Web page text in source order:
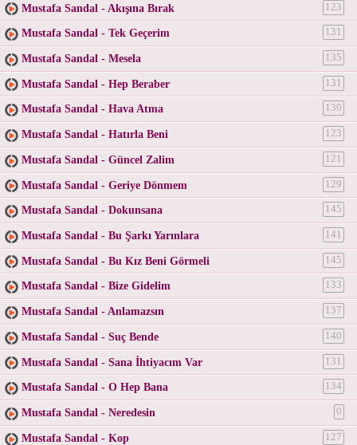
Mustafa Sandal - Akışına Bırak 123
Mustafa Sandal - Tek Geçerim 131
Mustafa Sandal - Mesela 135
Mustafa Sandal - Hep Beraber 131
Mustafa Sandal - Hava Atma 130
Mustafa Sandal - Hatırla Beni 123
Mustafa Sandal - Güncel Zalim 121
Mustafa Sandal - Geriye Dönmem 129
Mustafa Sandal - Dokunsana 145
Mustafa Sandal - Bu Şarkı Yarınlara 141
Mustafa Sandal - Bu Kız Beni Görmeli 145
Mustafa Sandal - Bize Gidelim 133
Mustafa Sandal - Anlamazsın 137
Mustafa Sandal - Suç Bende 140
Mustafa Sandal - Sana İhtiyacım Var 131
Mustafa Sandal - O Hep Bana 134
Mustafa Sandal - Neredesin 0
Mustafa Sandal - Kop 127